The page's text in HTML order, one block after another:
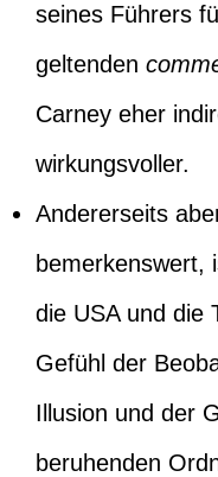
seines Führers
geltenden
Carney eher
wirkungsvoller.
Andererseits
bemerkenswert,
die USA und die
Gefühl der
Illusion und der
beruhenden